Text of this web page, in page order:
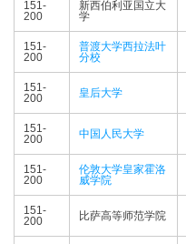
151-
200
新西伯利亚国立大
学
151-
200
普渡大学西拉法叶
分校
151-
200
皇后大学
151-
200
中国人民大学
151-
200
伦敦大学皇家霍洛
威学院
151-
200
比萨高等师范学院